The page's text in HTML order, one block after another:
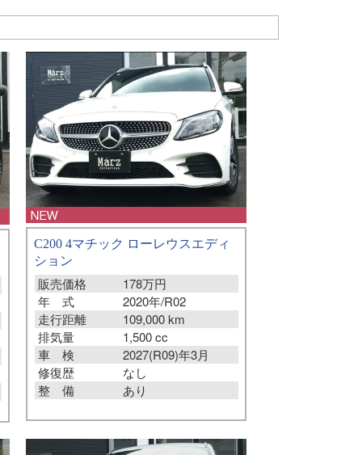
C200 4マチック ローレウスエディ
ション
販売価格
178万円
年 式
2020年/R02
走行距離
109,000 km
排気量
1,500 cc
車 検
2027(R09)年3月
修復歴
なし
整 備
あり